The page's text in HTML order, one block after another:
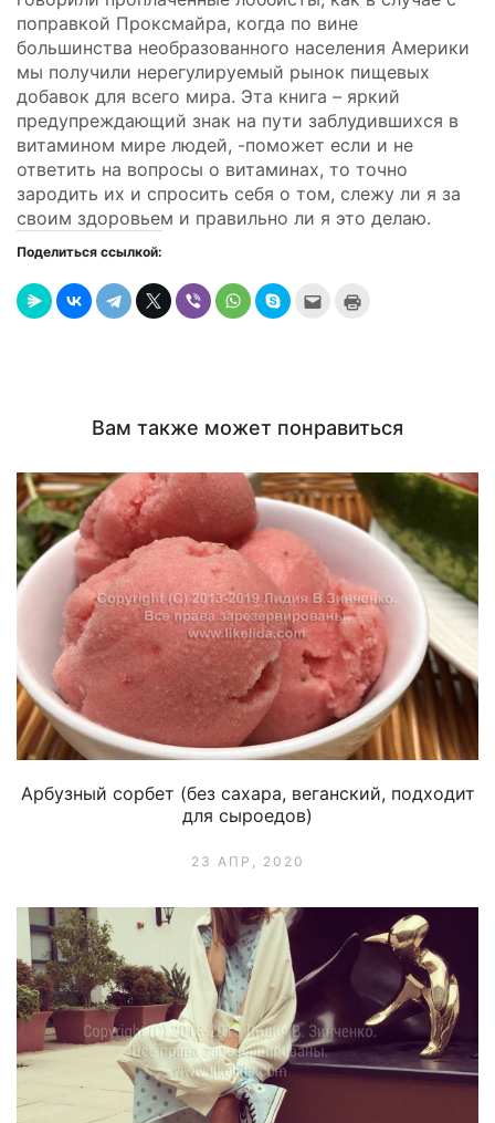
поправкой Проксмайра, когда по вине
большинства необразованного населения Америки
мы получили нерегулируемый рынок пищевых
добавок для всего мира. Эта книга – яркий
предупреждающий знак на пути заблудившихся в
витамином мире людей, -поможет если и не
ответить на вопросы о витаминах, то точно
зародить их и спросить себя о том, слежу ли я за
своим здоровьем и правильно ли я это делаю.
Поделиться ссылкой:
Послать
Вам также может понравиться
Арбузный сорбет (без сахара, веганский, подходит
для сыроедов)
23 АПР, 2020